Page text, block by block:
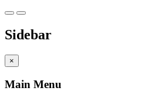
Sidebar
×
Main Menu